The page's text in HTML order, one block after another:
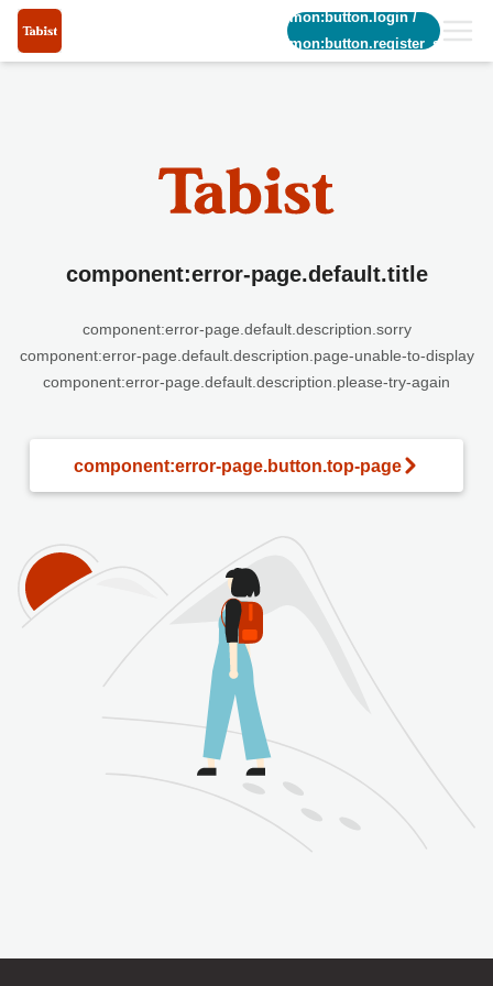
common:button.login/
common:button.register_short
component:error-page.default.title
component:error-page.default.description.sorry
component:error-page.default.description.page-unable-to-display
component:error-page.default.description.please-try-again
component:error-page.button.top-page